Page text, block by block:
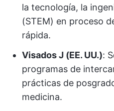
la tecnología, la
(STEM) en proceso
rápida.
Visados J (EE. UU.):
programas de
prácticas de
medicina.